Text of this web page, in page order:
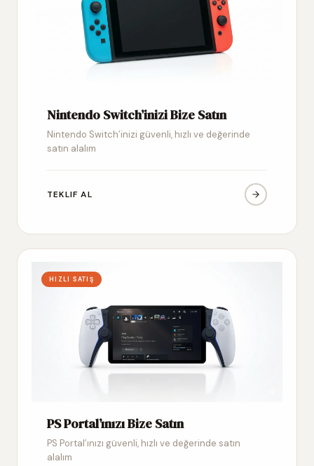
Nintendo Switch’inizi Bize Satın
Nintendo Switch’inizi güvenli, hızlı ve değerinde
satın alalım
TEKLIF AL
HIZLI SATIŞ
PS Portal’ınızı Bize Satın
PS Portal’ınızı güvenli, hızlı ve değerinde satın
alalım